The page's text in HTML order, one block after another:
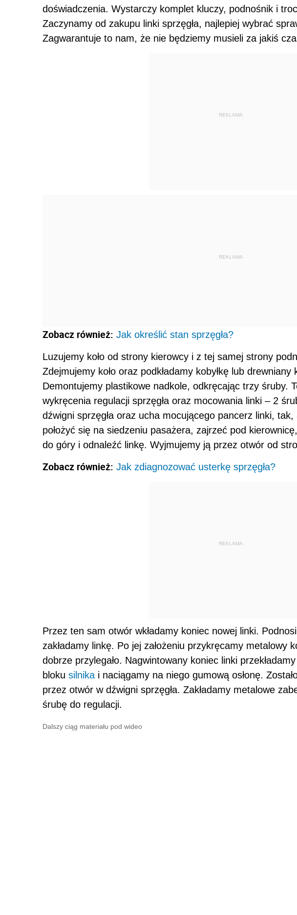
doświadczenia. Wystarczy komplet kluczy, podnośnik i
Zaczynamy od zakupu linki sprzęgła, najlepiej wybrać
Zagwarantuje to nam, że nie będziemy musieli za jakiś
REKLAMA
REKLAMA
Zobacz również: Jak określić stan sprzęgła?
Luzujemy koło od strony kierowcy i z tej samej strony
Zdejmujemy koło oraz podkładamy kobyłkę lub
Demontujemy plastikowe nadkole, odkręcając trzy śruby.
wykręcenia regulacji sprzęgła oraz mocowania linki – 2
dźwigni sprzęgła oraz ucha mocującego pancerz linki, tak,
położyć się na siedzeniu pasażera, zajrzeć pod
do góry i odnaleźć linkę. Wyjmujemy ją przez otwór od
Zobacz również: Jak zdiagnozować usterkę sprzęgła?
REKLAMA
Przez ten sam otwór wkładamy koniec nowej linki.
zakładamy linkę. Po jej założeniu przykręcamy metalowy
dobrze przylegało. Nagwintowany koniec linki
bloku silnika i naciągamy na niego gumową osłonę.
przez otwór w dźwigni sprzęgła. Zakładamy metalowe
śrubę do regulacji.
Dalszy ciąg materiału pod wideo